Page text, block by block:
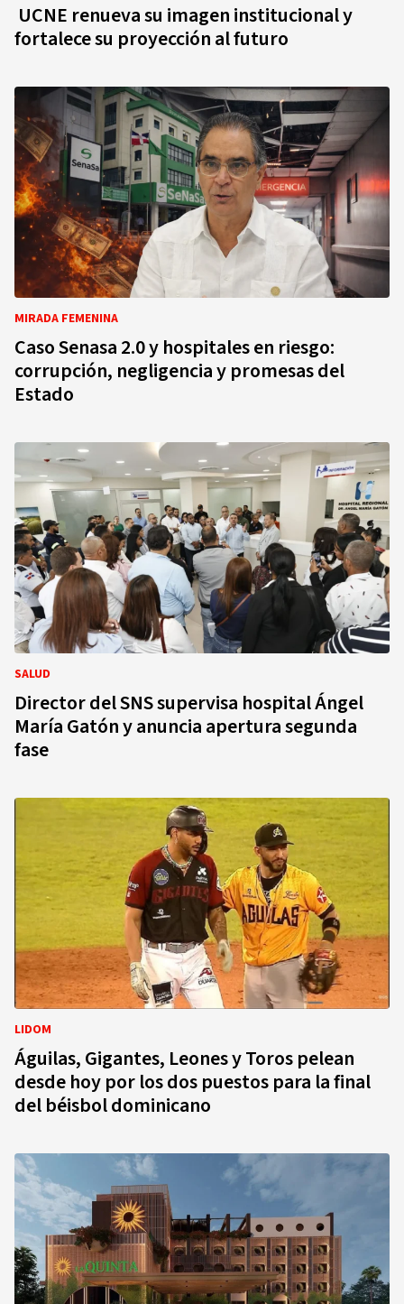
UCNE renueva su imagen institucional y
fortalece su proyección al futuro
MIRADA FEMENINA
Caso Senasa 2.0 y hospitales en riesgo:
corrupción, negligencia y promesas del
Estado
SALUD
Director del SNS supervisa hospital Ángel
María Gatón y anuncia apertura segunda
fase
LIDOM
Águilas, Gigantes, Leones y Toros pelean
desde hoy por los dos puestos para la final
del béisbol dominicano